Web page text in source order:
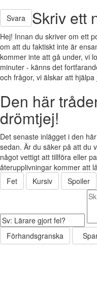
Svara Skriv ett
Hej! Innan du skriver om ett
om att du faktiskt inte är
kommer inte att gå under, vi
minuter - känns det
och frågor, vi älskar att hjälpa
Den här
drömtjej!
Det senaste inlägget i den
sedan. Är du säker på att du
något vettigt att tillföra eller
återupplivningar kommer att
Fet
Kursiv Spoiler
Förhandsgranska